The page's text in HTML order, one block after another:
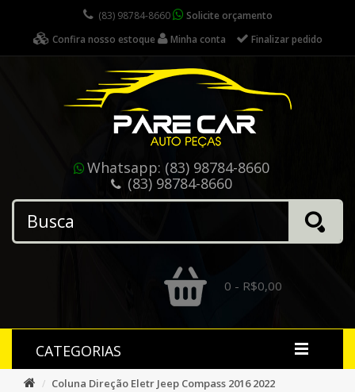
(83) 98784-8660
Solicite orçamento
Confira nosso estoque
Minha conta Finalizar pedido
Whatsapp: (83) 98784-8660
(83) 98784-8660
0 - R$0,00
CATEGORIAS
Coluna Direção Eletr Jeep Compass 2016 2022